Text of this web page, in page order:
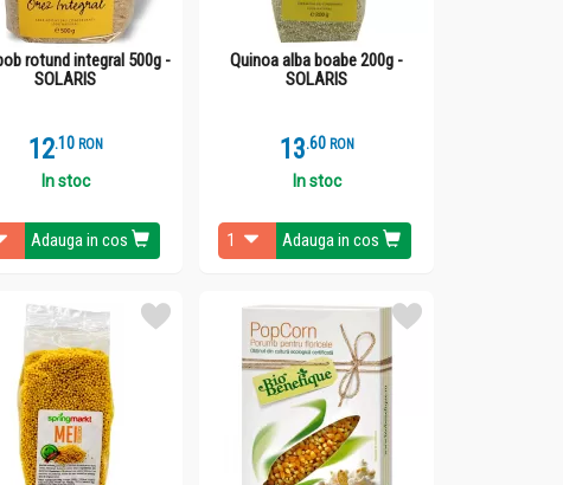
rotund integral 500g -
SOLARIS
12.1 RON
In stoc
Adauga in cos
Quinoa alba boabe 200g -
SOLARIS
13.6 RON
In stoc
Adauga in cos